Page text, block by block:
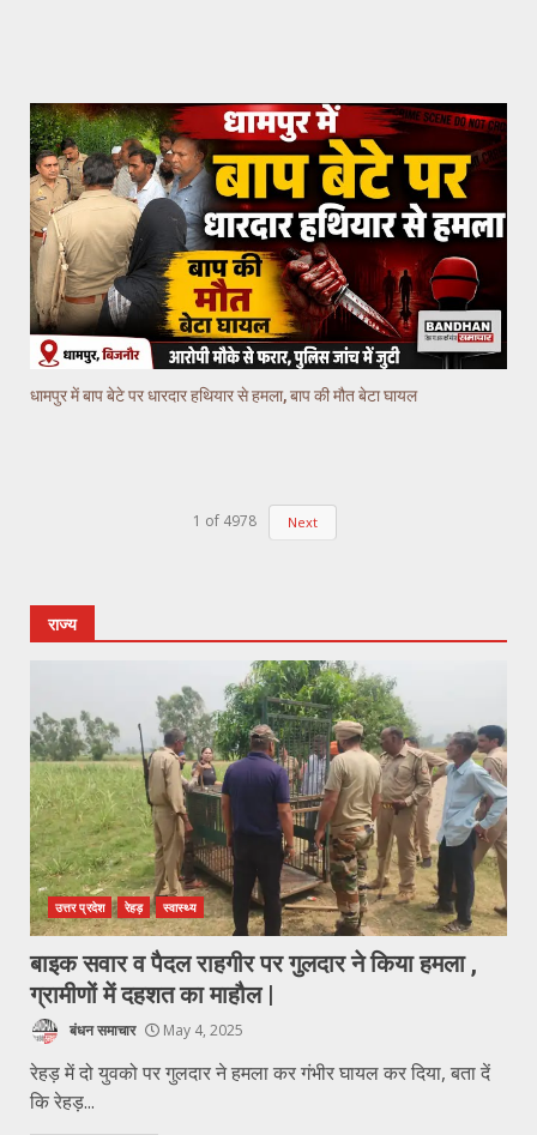
धामपुर में बाप बेटे पर धारदार हथियार से हमला, बाप की मौत बेटा घायल
1 of 4978 Next
राज्य
उत्तर प्रदेश रेहड़ स्वास्थ्य
बाइक सवार व पैदल राहगीर पर गुलदार ने किया हमला ,
ग्रामीणों में दहशत का माहौल |
बंधन समाचार May 4, 2025
रेहड़ में दो युवको पर गुलदार ने हमला कर गंभीर घायल कर दिया, बता दें
कि रेहड़...